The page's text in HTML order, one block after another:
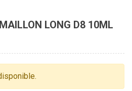
LONG D8 10ML